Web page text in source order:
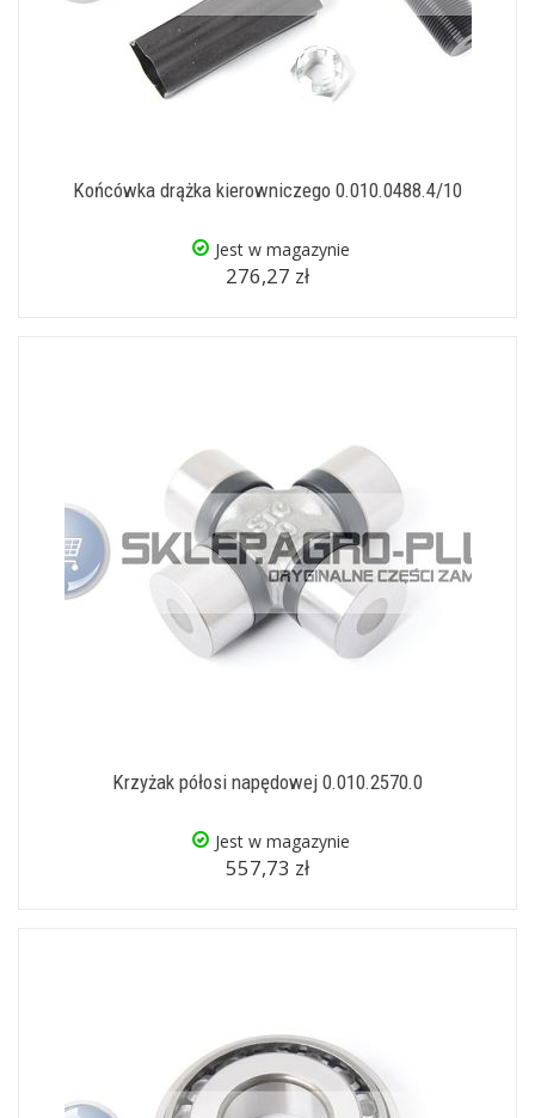
Końcówka drążka kierowniczego 0.010.0488.4/10
Jest w magazynie
276,27 zł
Krzyżak półosi napędowej 0.010.2570.0
Jest w magazynie
557,73 zł